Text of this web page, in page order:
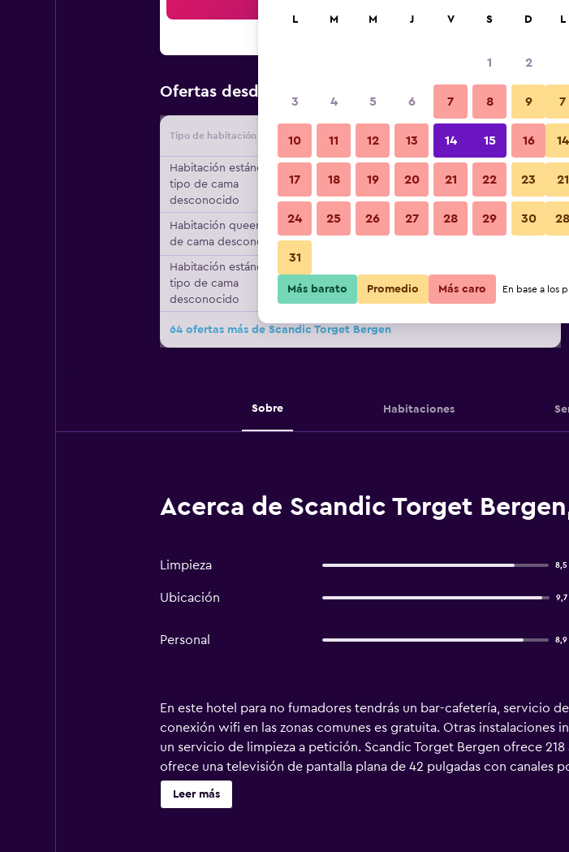
Ofertas desde Oferta más barata de precio por noche
Tipo de habitación Proveedor Total noche
Habitación estándar,
tipo de cama
desconocido
$77 Ver oferta
Habitación queen, tipo
de cama desconocido
$84 Ver oferta
Habitación estándar,
tipo de cama
desconocido
$86 Ver oferta
64 ofertas más de Scandic Torget Bergen
Sobre Habitaciones
Acerca de Scandic Torget
Limpieza 8,5
Ubicación 9,7
Personal 8,9
En este hotel para no fumadores tendrás un bar-cafetería, servicio
conexión wifi en las zonas comunes es gratuita. Otras
un servicio de limpieza a petición. Scandic Torget Bergen ofrece
ofrece una televisión de pantalla plana de 42 pulgadas con canales
pueden navegar por la web gracias a nuestro acceso a Internet wifi
ofrece servicio de limpieza a petición.
Leer más
L M M J V S D
1 2
3 4 5 6 7 8 9
10 11 12 13 14 15 16
17 18 19 20 21 22 23
24 25 26 27 28 29 30
31
L
7
14
21
28
Más barato Promedio Más caro En base a los